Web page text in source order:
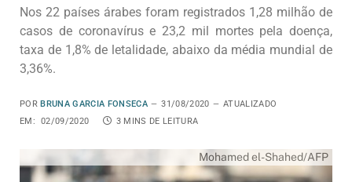
Nos 22 países árabes foram registrados 1,28 milhão de
casos de coronavírus e 23,2 mil mortes pela doença,
taxa de 1,8% de letalidade, abaixo da média mundial de
3,36%.
POR BRUNA GARCIA FONSECA 31/08/2020
ATUALIZADO
EM:
02/09/2020 3 MINS DE LEITURA
Mohamed el-Shahed/AFP